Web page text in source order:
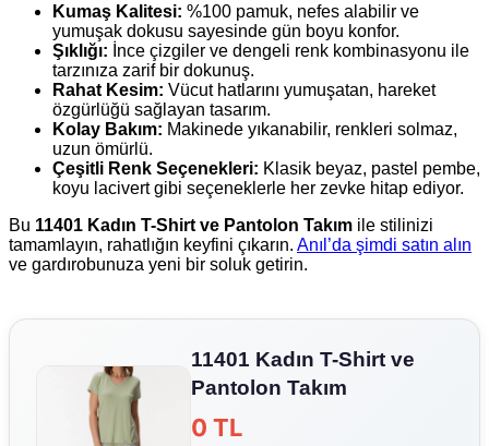
Kumaş Kalitesi: %100 pamuk, nefes alabilir ve
yumuşak dokusu sayesinde gün boyu konfor.
Şıklığı: İnce çizgiler ve dengeli renk kombinasyonu ile
tarzınıza zarif bir dokunuş.
Rahat Kesim: Vücut hatlarını yumuşatan, hareket
özgürlüğü sağlayan tasarım.
Kolay Bakım: Makinede yıkanabilir, renkleri solmaz,
uzun ömürlü.
Çeşitli Renk Seçenekleri: Klasik beyaz, pastel pembe,
koyu lacivert gibi seçeneklerle her zevke hitap ediyor.
Bu 11401 Kadın T-Shirt ve Pantolon Takım ile stilinizi
tamamlayın, rahatlığın keyfini çıkarın. Anıl’da şimdi satın alın
ve gardırobunuza yeni bir soluk getirin.
11401 Kadın T-Shirt ve
Pantolon Takım
0 TL